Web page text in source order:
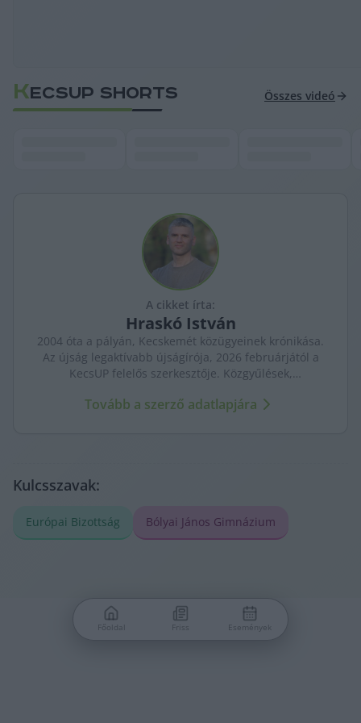
KECSUP SHORTS Összes videó
A cikket írta:
Hraskó István
2004 óta a pályán, Kecskemét közügyeinek krónikása.
Az újság legaktívabb újságírója, 2026 februárjától a
KecsUP felelős szerkesztője. Közgyűlések,
arca és a háttérben élők történetei egyszerre jelennek
Tovább a szerző adatlapjára
Kulcsszavak:
Európai Bizottság Bólyai János Gimnázium
Főoldal Friss Események